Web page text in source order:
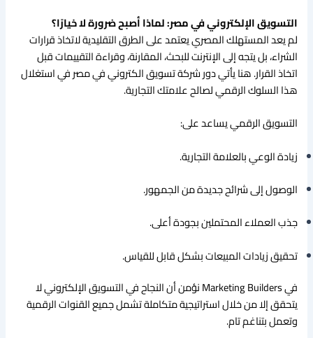
التسويق الإلكتروني في مصر: لماذا أصبح ضرورة لا خيارًا؟
لم يعد المستهلك المصري يعتمد على الطرق التقليدية لاتخاذ قرارات
الشراء، بل يتجه إلى الإنترنت للبحث، المقارنة، وقراءة التقييمات قبل
اتخاذ القرار. هنا يأتي دور شركة تسويق الكتروني في مصر في استغلال
هذا السلوك الرقمي لصالح علامتك التجارية.
التسويق الرقمي يساعد على:
زيادة الوعي بالعلامة التجارية.
الوصول إلى شرائح جديدة من الجمهور.
جذب العملاء المحتملين بجودة أعلى.
تحقيق زيادات المبيعات بشكل قابل للقياس.
في Marketing Builders نؤمن أن النجاح في التسويق الإلكتروني لا
يتحقق إلا من خلال استراتيجية متكاملة تشمل جميع القنوات الرقمية
وتعمل بتناغم تام.